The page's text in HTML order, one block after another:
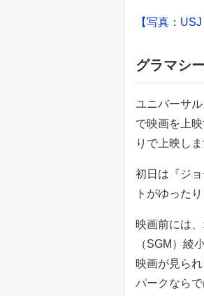
【写真：
グラマシ
ユニバーサ
で映画を上
りで上映しま
初日は『ジ
トがゆった
映画前には
（SGM）綾
映画が見ら
パークなら